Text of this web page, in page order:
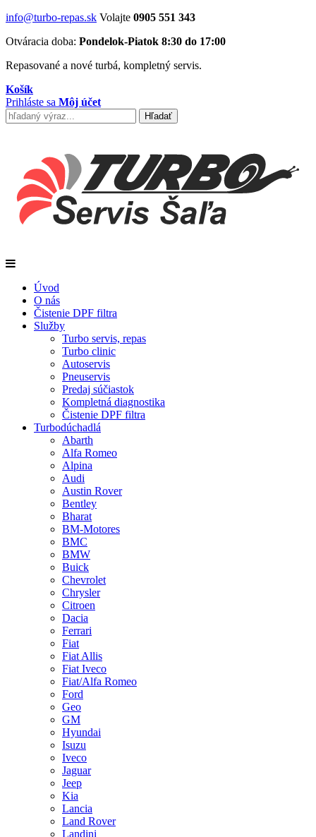
info@turbo-repas.sk Volajte 0905 551 343
Otváracia doba: Pondelok-Piatok 8:30 do 17:00
Repasované a nové turbá, kompletný servis.
Košík
Prihláste sa Môj účet
Úvod
O nás
Čistenie DPF filtra
Služby
Turbo servis, repas
Turbo clinic
Autoservis
Pneuservis
Predaj súčiastok
Kompletná diagnostika
Čistenie DPF filtra
Turbodúchadlá
Abarth
Alfa Romeo
Alpina
Audi
Austin Rover
Bentley
Bharat
BM-Motores
BMC
BMW
Buick
Chevrolet
Chrysler
Citroen
Dacia
Ferrari
Fiat
Fiat Allis
Fiat Iveco
Fiat/Alfa Romeo
Ford
Geo
GM
Hyundai
Isuzu
Iveco
Jaguar
Jeep
Kia
Lancia
Land Rover
Landini